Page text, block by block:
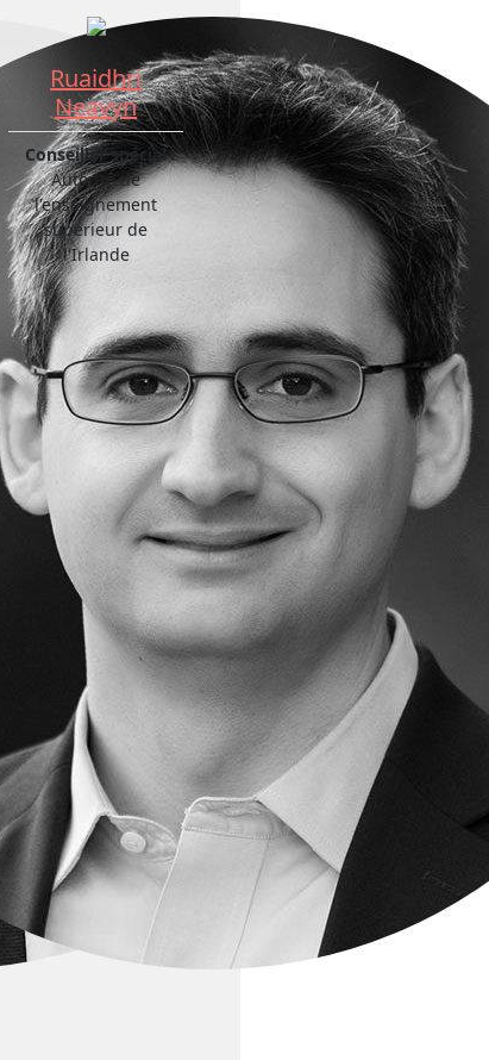
Ruaidhri
Neavyn
Conseiller spécial
Autorité de
l'enseignement
supérieur de
l'Irlande